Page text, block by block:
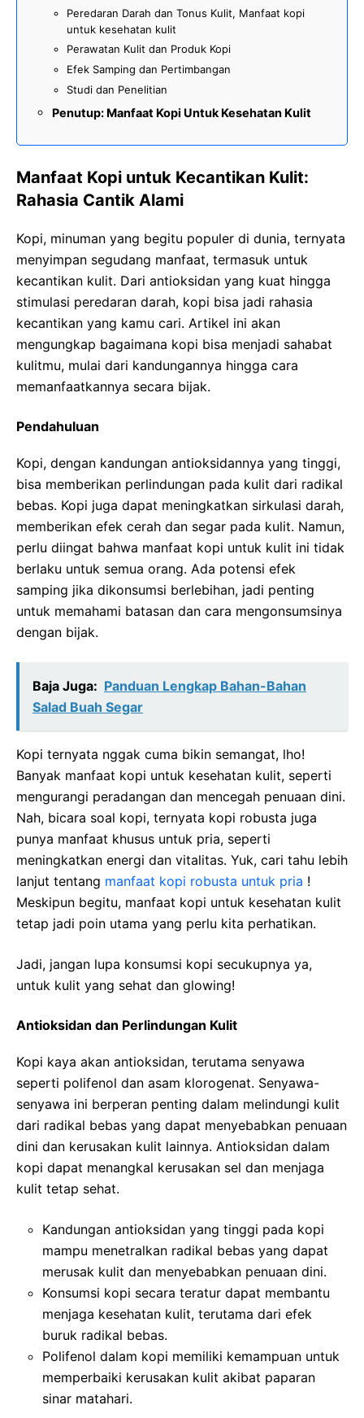
Peredaran Darah dan Tonus Kulit, Manfaat kopi
untuk kesehatan kulit
Perawatan Kulit dan Produk Kopi
Efek Samping dan Pertimbangan
Studi dan Penelitian
Penutup: Manfaat Kopi Untuk Kesehatan Kulit
Manfaat Kopi untuk Kecantikan Kulit:
Rahasia Cantik Alami
Kopi, minuman yang begitu populer di dunia, ternyata
menyimpan segudang manfaat, termasuk untuk
kecantikan kulit. Dari antioksidan yang kuat hingga
stimulasi peredaran darah, kopi bisa jadi rahasia
kecantikan yang kamu cari. Artikel ini akan
mengungkap bagaimana kopi bisa menjadi sahabat
kulitmu, mulai dari kandungannya hingga cara
memanfaatkannya secara bijak.
Pendahuluan
Kopi, dengan kandungan antioksidannya yang tinggi,
bisa memberikan perlindungan pada kulit dari radikal
bebas. Kopi juga dapat meningkatkan sirkulasi darah,
memberikan efek cerah dan segar pada kulit. Namun,
perlu diingat bahwa manfaat kopi untuk kulit ini tidak
berlaku untuk semua orang. Ada potensi efek
samping jika dikonsumsi berlebihan, jadi penting
untuk memahami batasan dan cara mengonsumsinya
dengan bijak.
Baja Juga: Panduan Lengkap Bahan-Bahan
Salad Buah Segar
Kopi ternyata nggak cuma bikin semangat, lho!
Banyak manfaat kopi untuk kesehatan kulit, seperti
mengurangi peradangan dan mencegah penuaan dini.
Nah, bicara soal kopi, ternyata kopi robusta juga
punya manfaat khusus untuk pria, seperti
meningkatkan energi dan vitalitas. Yuk, cari tahu lebih
lanjut tentang manfaat kopi robusta untuk pria !
Meskipun begitu, manfaat kopi untuk kesehatan kulit
tetap jadi poin utama yang perlu kita perhatikan.
Jadi, jangan lupa konsumsi kopi secukupnya ya,
untuk kulit yang sehat dan glowing!
Antioksidan dan Perlindungan Kulit
Kopi kaya akan antioksidan, terutama senyawa
seperti polifenol dan asam klorogenat. Senyawa-
senyawa ini berperan penting dalam melindungi kulit
dari radikal bebas yang dapat menyebabkan penuaan
dini dan kerusakan kulit lainnya. Antioksidan dalam
kopi dapat menangkal kerusakan sel dan menjaga
kulit tetap sehat.
Kandungan antioksidan yang tinggi pada kopi
mampu menetralkan radikal bebas yang dapat
merusak kulit dan menyebabkan penuaan dini.
Konsumsi kopi secara teratur dapat membantu
menjaga kesehatan kulit, terutama dari efek
buruk radikal bebas.
Polifenol dalam kopi memiliki kemampuan untuk
memperbaiki kerusakan kulit akibat paparan
sinar matahari.